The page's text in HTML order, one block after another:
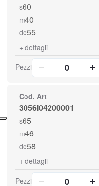
s60
m40
de55
+ dettagli
Pezzi
Cod. Art
3056I04200001
s65
m46
de58
+ dettagli
Pezzi